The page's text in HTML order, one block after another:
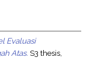
Evaluasi
Atas. S3 thesis,